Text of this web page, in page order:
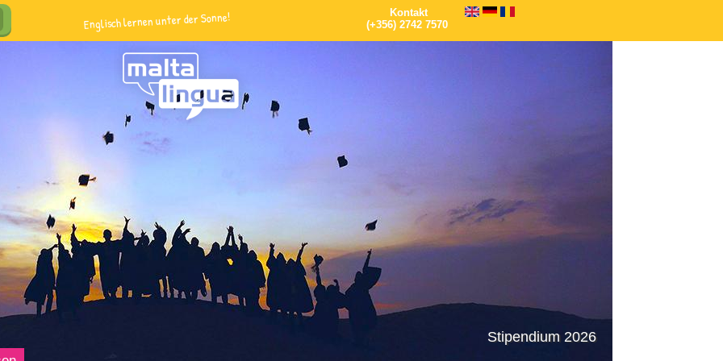
Englisch lernen unter der Sonne!
Kontakt
(+356) 2742 7570
Stipendium 2026